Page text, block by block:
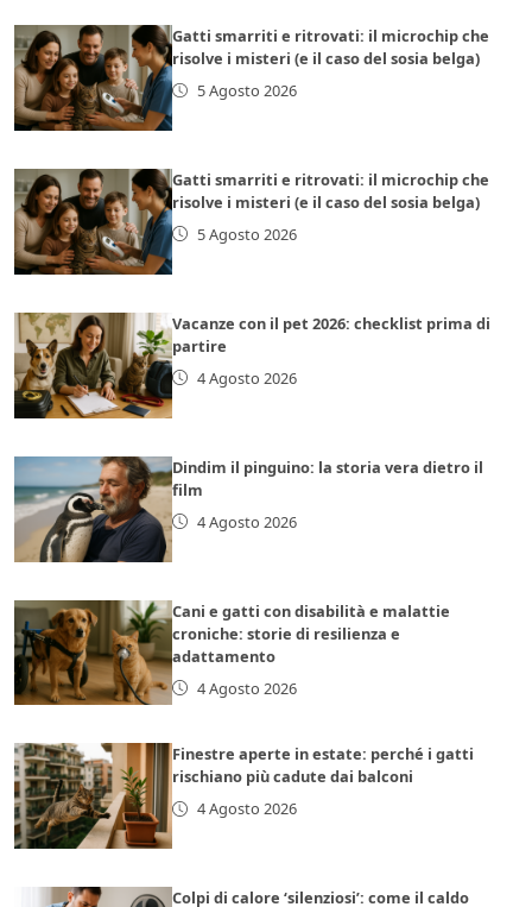
Gatti smarriti e ritrovati: il microchip che
risolve i misteri (e il caso del sosia belga)
5 Agosto 2026
Gatti smarriti e ritrovati: il microchip che
risolve i misteri (e il caso del sosia belga)
5 Agosto 2026
Vacanze con il pet 2026: checklist prima di
partire
4 Agosto 2026
Dindim il pinguino: la storia vera dietro il
film
4 Agosto 2026
Cani e gatti con disabilità e malattie
croniche: storie di resilienza e
adattamento
4 Agosto 2026
Finestre aperte in estate: perché i gatti
rischiano più cadute dai balconi
4 Agosto 2026
Colpi di calore ‘silenziosi’: come il caldo